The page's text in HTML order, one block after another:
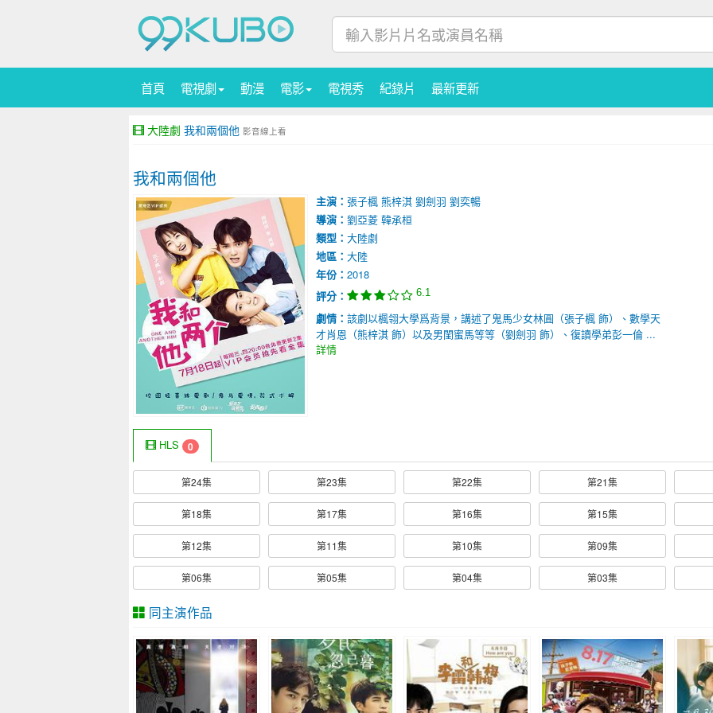
首頁 電視劇 動漫 電影 電視秀 紀錄片 最新更新
大陸劇 我和兩個他 影音線上看
我和兩個他
主演： 張子楓 熊梓淇 劉劍羽 劉奕暢
導演： 劉亞菱 韓承桓
類型： 大陸劇
地區： 大陸
年份： 2018
評分：
6.1
劇情： 該劇以楓翎大學爲背景，講述了鬼馬少女林圓（張子楓 飾）、數學天
才肖恩（熊梓淇 飾）以及男閨蜜馬等等（劉劍羽 飾）、復讀學弟彭一倫 ...
詳情
HLS 0
第24集 第23集 第22集 第21集
第18集 第17集 第16集 第15集
第12集 第11集 第10集 第09集
第06集 第05集 第04集 第03集
同主演作品